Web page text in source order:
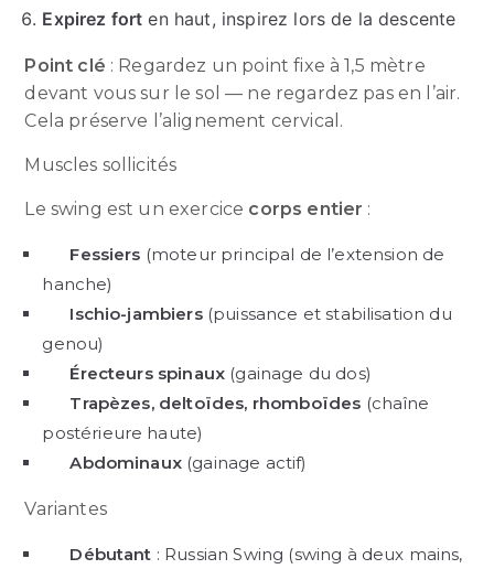
Expirez fort en haut, inspirez lors de la descente
Point clé : Regardez un point fixe à 1,5 mètre
devant vous sur le sol — ne regardez pas en l’air.
Cela préserve l’alignement cervical.
Muscles sollicités
Le swing est un exercice corps entier :
Fessiers (moteur principal de l’extension de
hanche)
Ischio-jambiers(puissance et stabilisation du
genou)
Érecteurs spinaux (gainage du dos)
Trapèzes, deltoïdes, rhomboïdes (chaîne
postérieure haute)
Abdominaux (gainage actif)
Variantes
Débutant : Russian Swing (swing à deux mains,